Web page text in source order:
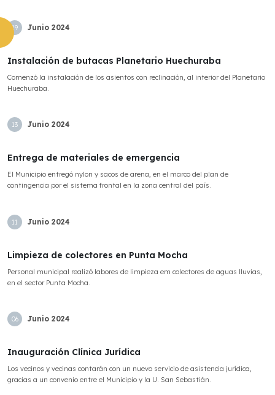
19 Junio 2024
Instalación de butacas Planetario Huechuraba
Comenzó la instalación de los asientos con reclinación, al interior del Planetario
Huechuraba.
13 Junio 2024
Entrega de materiales de emergencia
El Municipio entregó nylon y sacos de arena, en el marco del plan de
contingencia por el sistema frontal en la zona central del país.
11 Junio 2024
Limpieza de colectores en Punta Mocha
Personal municipal realizó labores de limpieza em colectores de aguas lluvias,
en el sector Punta Mocha.
06 Junio 2024
Inauguración Clínica Jurídica
Los vecinos y vecinas contarán con un nuevo servicio de asistencia jurídica,
gracias a un convenio entre el Municipio y la U. San Sebastián.